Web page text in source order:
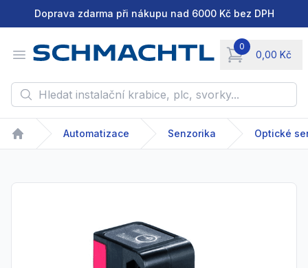
Doprava zdarma při nákupu nad 6000 Kč bez DPH
Open menu
0
0,00 Kč
items in cart,
Hledat instalační krabice, plc, svorky...
Home
Automatizace Senzorika Optické